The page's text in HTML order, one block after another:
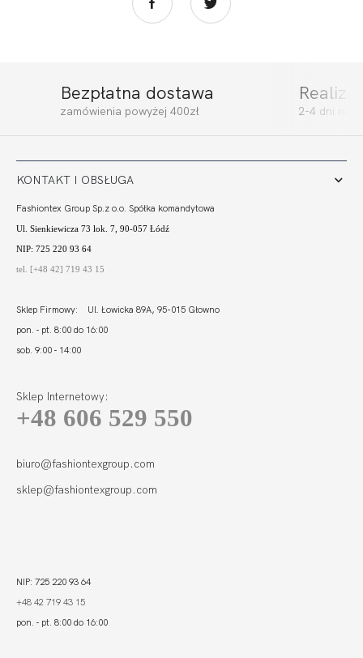
Bezpłatna dostawa
zamówienia powyżej 400zł 2-4 dni
KONTAKT I OBSŁUGA
Fashiontex Group Sp.z o.o. Spółka komandytowa
Ul. Sienkiewicza 73 lok. 7, 90-057 Łódź
NIP: 725 220 93 64
tel. [+48 42] 719 43 15
Sklep Firmowy: Ul. Łowicka 89A, 95-015 Głowno
pon. - pt. 8:00 do 16:00
sob. 9:00 - 14:00
Sklep Internetowy:
+48 606 529 550
biuro@fashiontexgroup.com
sklep@fashiontexgroup.com
NIP: 725 220 93 64
+48 42 719 43 15
pon. - pt. 8:00 do 16:00